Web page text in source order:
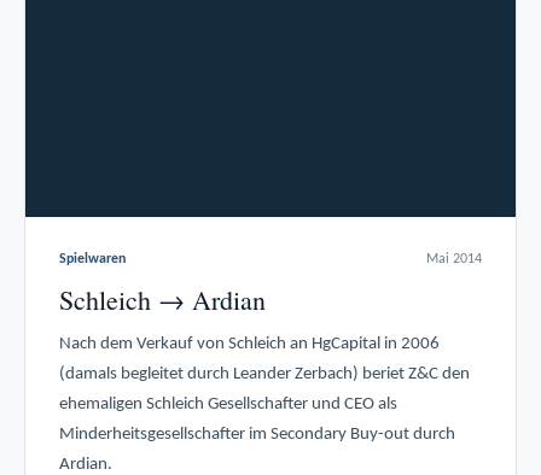
Spielwaren Mai 2014
Schleich → Ardian
Nach dem Verkauf von Schleich an HgCapital in 2006
(damals begleitet durch Leander Zerbach) beriet Z&C den
ehemaligen Schleich Gesellschafter und CEO als
Minderheitsgesellschafter im Secondary Buy-out durch
Ardian.